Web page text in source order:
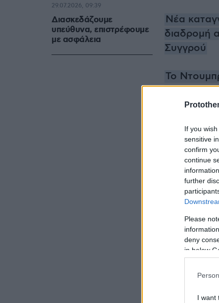
If you
sensitive
confirm
continue
further
Please
deny
in below
I want
Νέα
διαδρομή
Συγγρού
Το
Ευρώπης -
Διασκεδάζουμε
υπεύθυνα, επιστρέφουμε
με ασφάλεια
29.07.2026, 09:39